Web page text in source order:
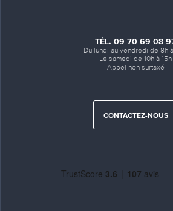
TÉL. 09 70 69 08
Du lundi au vendredi de 8h
Le samedi de 10h à 15h
Appel non surtaxé
CONTACTEZ-NOUS